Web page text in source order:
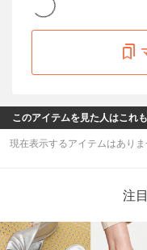
このアイテムを見た人はこれ
現在表示するアイテムはありま
注